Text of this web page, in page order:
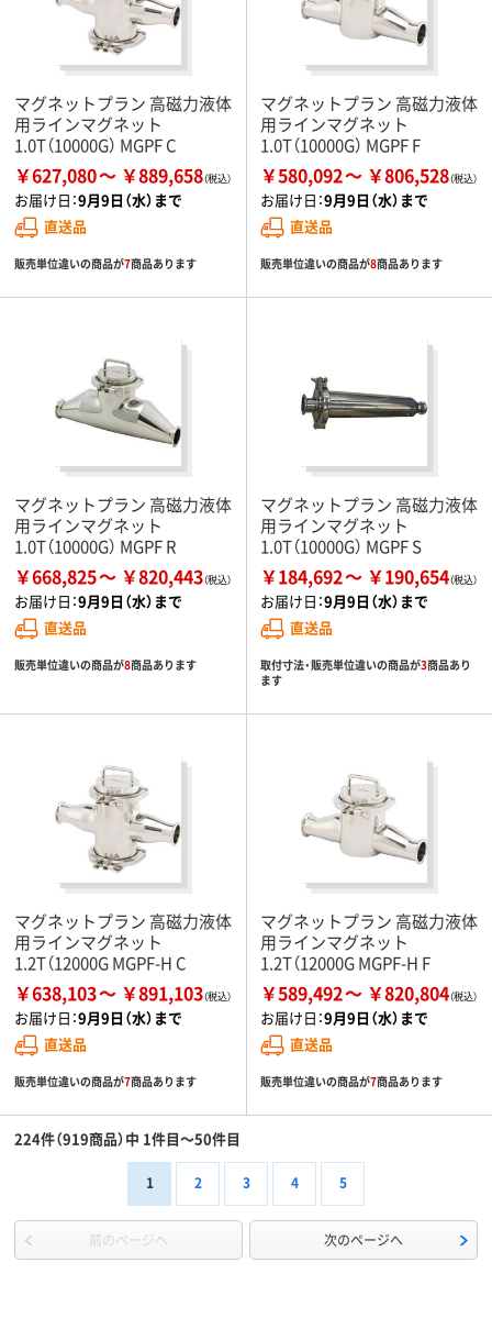
マグネットプラン 高磁力液体
用ラインマグネット
1.0T（10000G） MGPF C
￥627,080 ￥889,658
お届け日：9月9日（水）まで
直送品
販売単位違いの商品が7商品あります
マグネットプラン 高磁力液体
用ラインマグネット
1.0T（10000G） MGPF F
￥580,092 ￥806,528
お届け日：9月9日（水）まで
直送品
販売単位違いの商品が8商品あります
マグネットプラン 高磁力液体
用ラインマグネット
1.0T（10000G） MGPF R
￥668,825 ￥820,443
お届け日：9月9日（水）まで
直送品
販売単位違いの商品が8商品あります
マグネットプラン 高磁力液体
用ラインマグネット
1.0T（10000G） MGPF S
￥184,692 ￥190,654
お届け日：9月9日（水）まで
直送品
取付寸法・販売単位違いの商品が3商品あり
ます
マグネットプラン 高磁力液体
用ラインマグネット
1.2T（12000G MGPF-H C
￥638,103 ￥891,103
お届け日：9月9日（水）まで
直送品
販売単位違いの商品が7商品あります
マグネットプラン 高磁力液体
用ラインマグネット
1.2T（12000G MGPF-H F
￥589,492 ￥820,804
お届け日：9月9日（水）まで
直送品
販売単位違いの商品が7商品あります
224件（919商品）中 1件目～50件目
1 2 3 4 5
前のページへ 次のページへ